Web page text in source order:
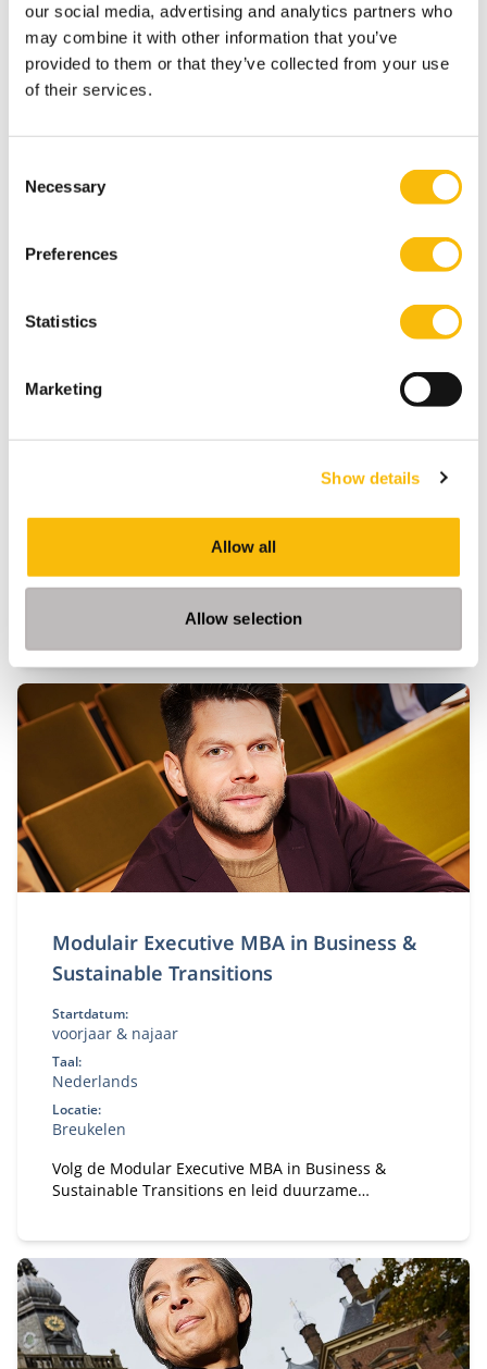
our social media, advertising and analytics partners who
may combine it with other information that you’ve
provided to them or that they’ve collected from your use
of their services.
Selection
Necessary
Preferences
Statistics
Marketing
Show details
Allow all
Allow selection
Ontwikkel je je kennis en competenties op het
gebied van organisatieverandering binnen de
publieke of private sector.
Modulair Executive MBA in Business &
IT
Startdatum:
Modulair Executive MBA in Business & IT: ontwikkel
je in digitale transformatie, IT leiderschap en
Modulair Executive MBA in Business &
Sustainable Transitions
Startdatum:
voorjaar & najaar
Taal:
Nederlands
Locatie:
Breukelen
Volg de Modular Executive MBA in Business &
Sustainable Transitions en leid duurzame